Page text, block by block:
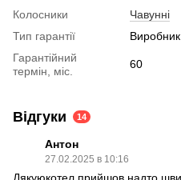
Колосники
Чавунні
Тип гарантії
Виробник
Гарантійний
термін, міс.
60
Відгуки 14
Антон
27.02.2025 в 10:16